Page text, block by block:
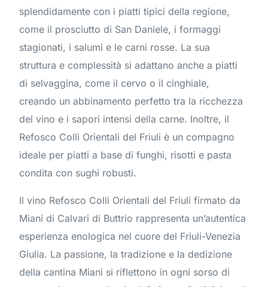
splendidamente con i piatti tipici della regione,
come il prosciutto di San Daniele, i formaggi
stagionati, i salumi e le carni rosse. La sua
struttura e complessità si adattano anche a piatti
di selvaggina, come il cervo o il cinghiale,
creando un abbinamento perfetto tra la ricchezza
del vino e i sapori intensi della carne. Inoltre, il
Refosco Colli Orientali del Friuli è un compagno
ideale per piatti a base di funghi, risotti e pasta
condita con sughi robusti.
Il vino Refosco Colli Orientali del Friuli firmato da
Miani di Calvari di Buttrio rappresenta un’autentica
esperienza enologica nel cuore del Friuli-Venezia
Giulia. La passione, la tradizione e la dedizione
della cantina Miani si riflettono in ogni sorso di